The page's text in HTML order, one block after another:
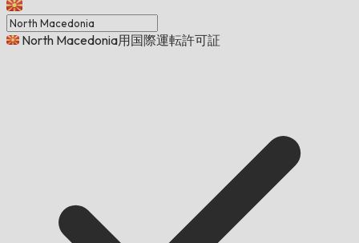
North Macedonia用国際運転許可証